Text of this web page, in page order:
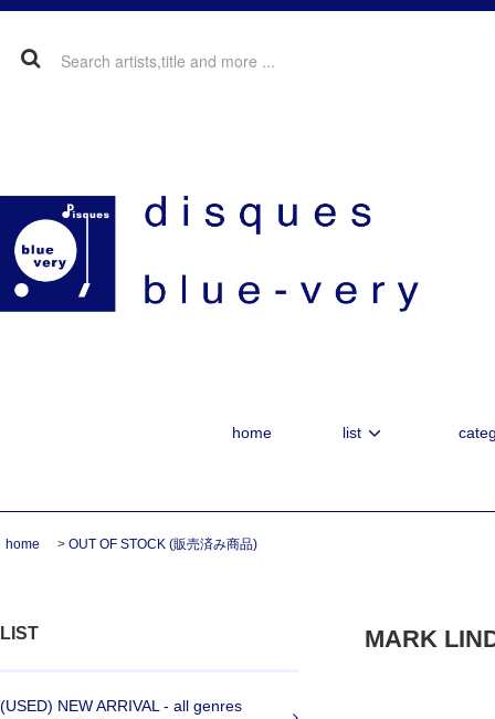
home list
home > OUT OF STOCK (販売済み商品)
LIST
(USED) NEW ARRIVAL - all genres
MARK